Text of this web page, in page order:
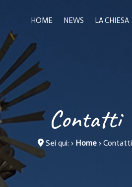
HOME NEWS LA CHIESA
Contatti
Sei qui: › Home ›Contatti